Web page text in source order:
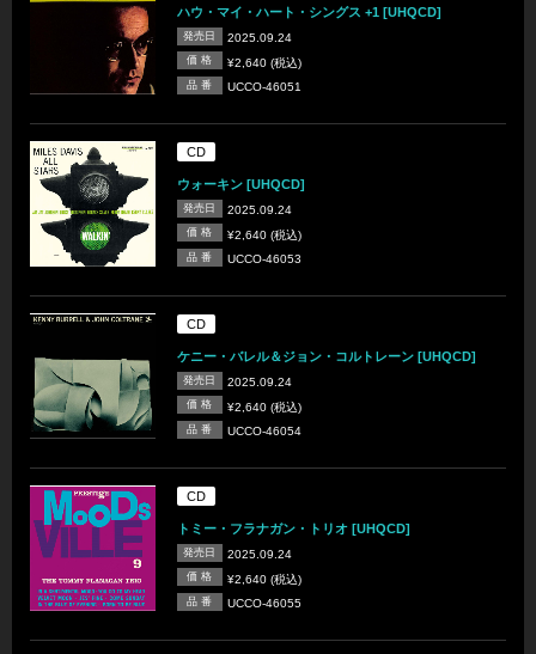
ハウ・マイ・ハート・シングス +1 [UHQCD]
発売日 2025.09.24
価 格 ¥2,640 (税込)
品 番 UCCO-46051
CD
ウォーキン [UHQCD]
発売日 2025.09.24
価 格 ¥2,640 (税込)
品 番 UCCO-46053
CD
ケニー・バレル＆ジョン・コルトレーン [UHQCD]
発売日 2025.09.24
価 格 ¥2,640 (税込)
品 番 UCCO-46054
CD
トミー・フラナガン・トリオ [UHQCD]
発売日 2025.09.24
価 格 ¥2,640 (税込)
品 番 UCCO-46055